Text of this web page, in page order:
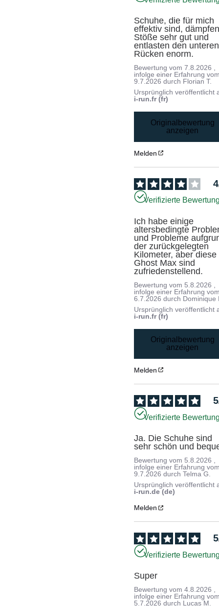
Schuhe, die für mich
effektiv sind,
Stöße sehr gut und
entlasten den unteren
Rücken enorm.
Bewertung vom7.8.2026 ,
infolge einer Erfahrung
9.7.2026 durch Florian T.
Ursprünglich veröffentlicht
i-run.fr (fr)
Originalbewertung
anzeigen
Melden
4
Verifizierte
Ich habe einige
altersbedingte
und Probleme
der zurückgelegten
Kilometer, aber diese
Ghost Max sind
zufriedenstellend.
Bewertung vom 5.8.2026
infolge einer Erfahrung
6.7.2026 durch Dominique
Ursprünglich veröffentlicht
i-run.fr (fr)
Originalbewertung
anzeigen
Melden
5
Verifizierte
Ja. Die Schuhe sind
sehr schön und
Bewertung vom 5.8.2026
infolge einer Erfahrung
9.7.2026 durchTelma G.
Ursprünglich veröffentlicht
i-run.de (de)
Melden
5
Verifizierte
Super
Bewertung vom4.8.2026 ,
infolge einer Erfahrung
5.7.2026 durch Lucas M.